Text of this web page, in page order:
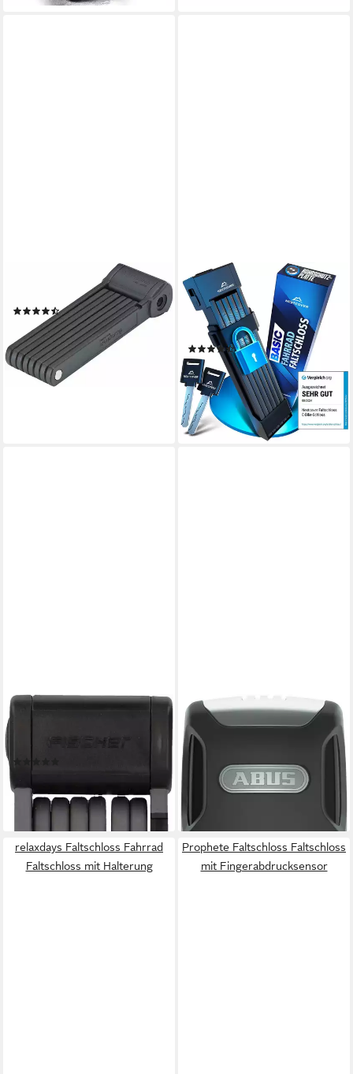
(30)
37,99 € UVP60,29 €
-37%
lieferbar - in 6-8 Werktagen bei dir
NEXTCOVER
Faltschloss NEXTCOVER®
Faltschloss Fahrrad mit
SteelSecure-Technologie
(29)
39,99 € UVP49,99 €
-20%
lieferbar - in 2-3 Werktagen bei dir
FISCHER FAHRRAD
Touch PROTEC FKS110
20,90 €
-48%
lieferbar - in 2-3 Werktagen bei dir
ABUS
Faltschloss Bordo Alarm
6000KA SH (mit Halterung)
ab 144,99 € UVP169,95 €
relaxdays Faltschloss Fahrrad
Faltschloss mit Halterung
Prophete Faltschloss Faltschloss
mit Fingerabdrucksensor